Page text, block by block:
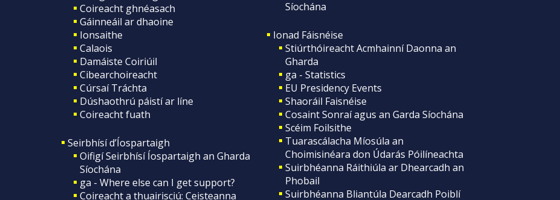
Coireacht ghnéasach
Gáinneáil ar dhaoine
Ionsaithe
Calaois
Damáiste Coiriúil
Cibearchoireacht
Cúrsaí Tráchta
Dúshaothrú páistí ar líne
Coireacht fuath
Seirbhísí d’Íospartaigh
Oifigí Seirbhísí Íospartaigh an Gharda
Síochána
ga - Where else can I get support?
Coireacht a thuairisciú: Ceisteanna
Síochána
Ionad Fáisnéise
Stiúrthóireacht Acmhainní Daonna an
Gharda
ga - Statistics
EU Presidency Events
Shaoráil Faisnéise
Cosaint Sonraí agus an Garda Síochána
Scéim Foilsithe
Tuarascálacha Míosúla an
Choimisinéara don Údarás Póilíneachta
Suirbhéanna Ráithiúla ar Dhearcadh an
Phobail
Suirbhéanna Bliantúla Dearcadh Poiblí